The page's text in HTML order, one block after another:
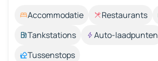
Accommodatie Restaurants
Tankstations
Auto-laadpunten
Tussenstops